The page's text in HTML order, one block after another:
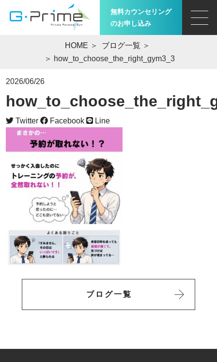
無料カウンセリング
のお申し込み
HOME ＞ ブログ一覧 ＞
＞ how_to_choose_the_right_gym3_3
2026/06/26
Twitter Facebook Line
ブログ一覧